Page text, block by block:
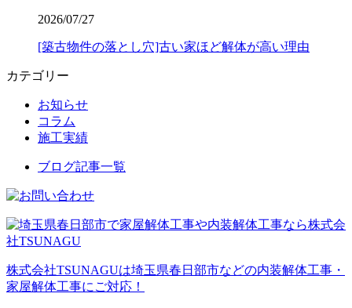
2026/07/27
[築古物件の落とし穴]古い家ほど解体が高い理由
カテゴリー
お知らせ
コラム
施工実績
ブログ記事一覧
株式会社TSUNAGUは埼玉県春日部市などの内装解体工事・
家屋解体工事にご対応！